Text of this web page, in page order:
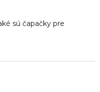
sú čapačky pre